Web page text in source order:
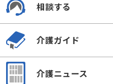
相談する
介護ガイド
介護ニュース